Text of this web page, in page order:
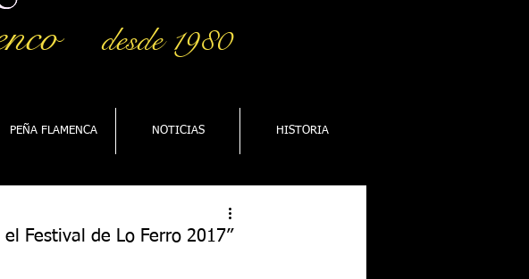
desde 1980
PEÑA FLAMENCA NOTICIAS HISTORIA
Festival de Lo Ferro 2017”